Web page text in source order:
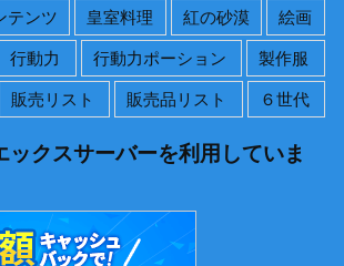
テンツ 皇室料理 紅の砂漠
絵画
行動力 行動力ポーション
製作服
販売リスト 販売品リスト ６世代
ックスサーバーを利用していま